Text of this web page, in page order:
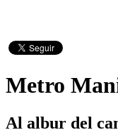
Metro
Al albur del